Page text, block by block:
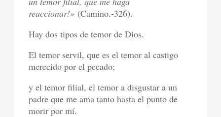
reaccionar!» (Camino.-326).
Hay dos tipos de temor de Dios.
El temor servil, que es el temor al castigo
merecido por el pecado;
y el temor filial, el temor a disgustar a un
padre que me ama tanto hasta el punto de
morir por mí.